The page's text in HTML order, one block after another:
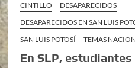
CINTILLO
DESAPARECIDOS
DESAPARECIDOS EN SAN LUIS
SAN LUIS POTOSÍ
TEMAS
En SLP,